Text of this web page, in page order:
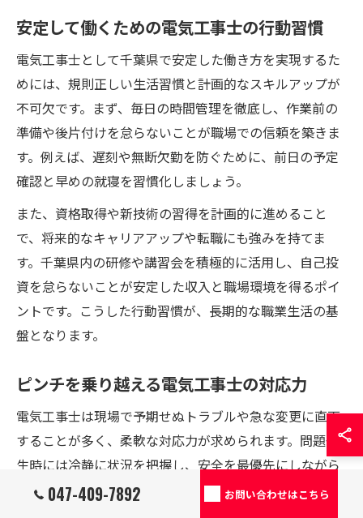
安定して働くための電気工事士の行動習慣
電気工事士として千葉県で安定した働き方を実現するた
めには、規則正しい生活習慣と計画的なスキルアップが
不可欠です。まず、毎日の時間管理を徹底し、作業前の
準備や後片付けを怠らないことが職場での信頼を築きま
す。例えば、遅刻や無断欠勤を防ぐために、前日の予定
確認と早めの就寝を習慣化しましょう。
また、資格取得や新技術の習得を計画的に進めること
で、将来的なキャリアアップや転職にも強みを持てま
す。千葉県内の研修や講習会を積極的に活用し、自己投
資を怠らないことが安定した収入と職場環境を得るポイ
ントです。こうした行動習慣が、長期的な職業生活の基
盤となります。
ピンチを乗り越える電気工事士の対応力
電気工事士は現場で予期せぬトラブルや急な変更に直面
することが多く、柔軟な対応力が求められます。問題発
生時には冷静に状況を把握し、安全を最優先にしながら
迅速に対処することが大切です。例えば、機器の故障や
047-409-7892 お問い合わせはこちら